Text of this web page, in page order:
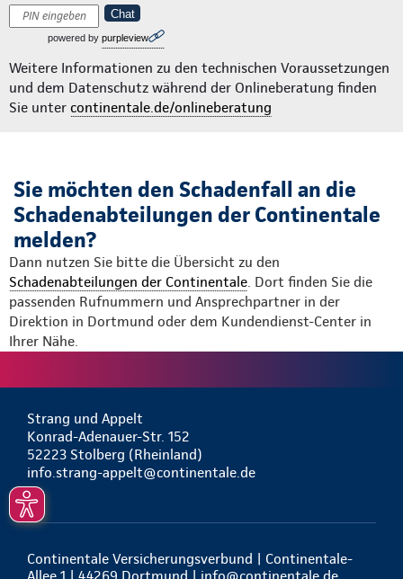
Chat
powered by purpleview
Weitere Informationen zu den technischen Voraussetzungen
und dem Datenschutz während der Onlineberatung finden
Sie unter continentale.de/onlineberatung
Sie möchten den Schadenfall an die
Schadenabteilungen der Continentale
melden?
Dann nutzen Sie bitte die Übersicht zu den
Schadenabteilungen der Continentale. Dort finden Sie die
passenden Rufnummern und Ansprechpartner in der
Direktion in Dortmund oder dem Kundendienst-Center in
Ihrer Nähe.
Strang und Appelt
Konrad-Adenauer-Str. 152
52223 Stolberg (Rheinland)
info.strang-appelt@continentale.de
Continentale Versicherungsverbund | Continentale-